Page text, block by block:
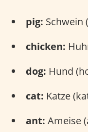
pig: Schwein
chicken:
dog: Hund
cat: Katze
ant: Ameise